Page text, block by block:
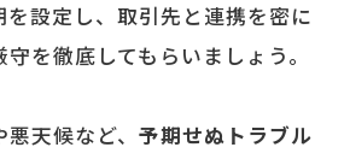
を設定し、取引先と連携を密に
を徹底してもらいましょう。
悪天候など、予期せぬトラブル